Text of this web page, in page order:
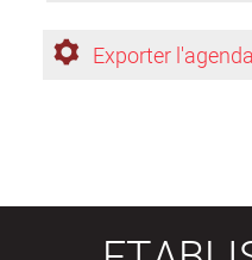
Exporter